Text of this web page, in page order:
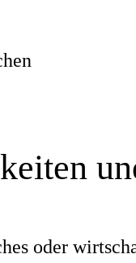
oder